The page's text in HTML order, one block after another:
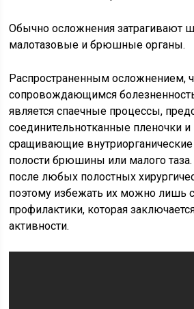
Обычно осложнения затрагивают
малотазовые и брюшные органы.
Распространенным осложнением,
сопровождающимся
является спаечные процессы,
соединительнотканные пленочки
сращивающие внутриорганические
полости брюшины или малого
после любых полостных
поэтому избежать их можно лишь
профилактики, которая
активности.